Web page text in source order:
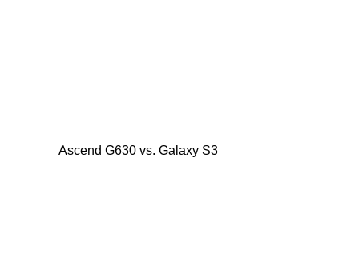
Ascend G630 vs. Galaxy S3